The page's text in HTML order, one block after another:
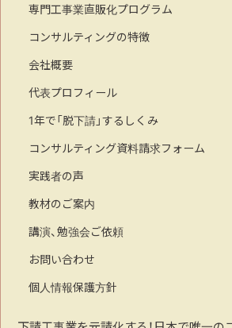
専門工事業直販化プログラム
コンサルティングの特徴
会社概要
代表プロフィール
1年で「脱下請」するしくみ
コンサルティング資料請求フォーム
実践者の声
教材のご案内
講演、勉強会ご依頼
お問い合わせ
個人情報保護方針